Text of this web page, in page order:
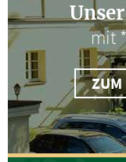
mit
ZUM